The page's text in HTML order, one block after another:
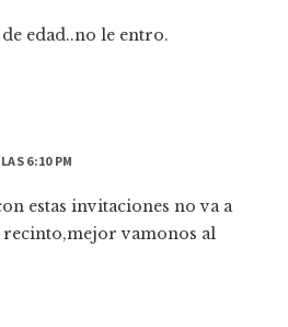
edad..no le entro.
6:10 PM
estas invitaciones no va a
recinto,mejor vamonos al